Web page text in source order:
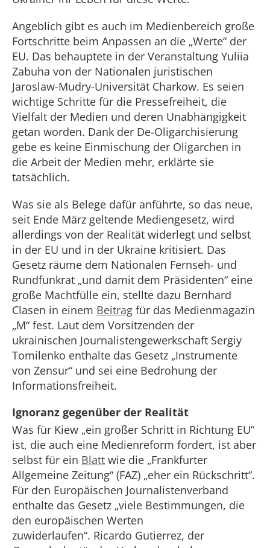
Angeblich gibt es auch im Medienbereich große
Fortschritte beim Anpassen an die „Werte“ der
EU. Das behauptete in der Veranstaltung Yuliia
Zabuha von der Nationalen juristischen
Jaroslaw-Mudry-Universität Charkow. Es seien
wichtige Schritte für die Pressefreiheit, die
Vielfalt der Medien und deren Unabhängigkeit
getan worden. Dank der De-Oligarchisierung
gebe es keine Einmischung der Oligarchen in
die Arbeit der Medien mehr, erklärte sie
tatsächlich.
Was sie als Belege dafür anführte, so das neue,
seit Ende März geltende Mediengesetz, wird
allerdings von der Realität widerlegt und selbst
in der EU und in der Ukraine kritisiert. Das
Gesetz räume dem Nationalen Fernseh- und
Rundfunkrat „und damit dem Präsidenten“ eine
große Machtfülle ein, stellte dazu Bernhard
Clasen in einem Beitrag für das Medienmagazin
„M“ fest. Laut dem Vorsitzenden der
ukrainischen Journalistengewerkschaft Sergiy
Tomilenko enthalte das Gesetz „Instrumente
von Zensur“ und sei eine Bedrohung der
Informationsfreiheit.
Ignoranz gegenüber der Realität
Was für Kiew „ein großer Schritt in Richtung EU“
ist, die auch eine Medienreform fordert, ist aber
selbst für ein Blatt wie die „Frankfurter
Allgemeine Zeitung“ (FAZ) „eher ein Rückschritt“.
Für den Europäischen Journalistenverband
enthalte das Gesetz „viele Bestimmungen, die
den europäischen Werten
zuwiderlaufen“. Ricardo Gutierrez, der